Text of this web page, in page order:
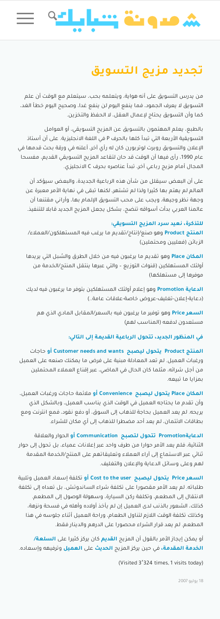
تجديد مزيج التسويق
من يدرس التسويق على أنه هواية، ويتعلمه بحب، سيتعلم مع الوقت أن علم
التسويق لا يعرف الجمود، فما ينفع اليوم لن ينفع غدا، وصحيح اليوم خطأ الغد،
كما وأن التسويق يحتاج لإعمال العقل، لا الحفظ والتخزين.
بالطبع، يعلم المهتمون بالتسويق عن المزيج التسويقي، أو العوامل
التسويقية الأربعة التي تبدأ كلها بالحرف P في اللغة الانجليزية. على أن أستاذ
الإعلان والتسويق روبرت لوتربورن كان له رأي آخر، أعلنه في ورقة بحث قدمها في
عام 1990، رأى فيها أن الوقت قد حان لتقاعد المزيج التسويقي القديم، مفسحا
المجال أمام مزيج رباعي آخر، تبدأ عناصره بحرف C الانجليزي.
على أن البعض سيقلل من شأن هذه الرباعية الجديدة، والبعض سيؤكد أن
العالم لم يهتم بها كثيرا ولذا لم تشتهر، لكنها تبقى في نهاية الأمر معبرة عن
وجهة نظر وجيهة، ويجب على محب التسويق الإلمام بها، وأراني مقتنعا أن
عالمنا العربي بدأت أسواقه تنضج، بشكل يجعل المزيج الجديد قابلا للتنفيذ.
للتذكرة، نعيد سرد المزيج التسويقي:
المنتج Product
وهو صنع/إنتاج/تقديم ما يرغب فيه المستهلكون/العملاء/
الزبائن (فعليين ومحتملين)
المكان Place
وهو تقديم ما يرغبون فيه من خلال الطرق والسُبل التي يريدها
أولئك المستهلكين (قنوات التوزيع – والتي عبرها ينتقل المنتج/الخدمة من
موفرها إلى مستهلكها)
الدعاية Promotion
وهو إعلام أولئك المستهلكين بتوفر ما يرغبون فيه لديك
(دعاية-إعلان-تغليف-عروض خاصة-علاقات عامة..)
السعر Price
وهو توفير ما يرغبون فيه بالسعر/المقابل المادي الذي هم
مستعدون لدفعه (المناسب لهم)
في المنظور الجديد، تتحول الرباعية القديمة إلى التالي:
المنتج Product يتحول ليصبح Customer needs and wants أو
حاجات
ورغبات العميل. لم تعد المعادلة مبنية على فرض ما يمكنك صنعه على العميل
من أجل شرائه، مثلما كان الحال في الماضي، عبر إقناع العملاء المحتملين
بمزايا ما تبيعه.
المكان Place يتحول ليصبح Convenience أو
ملائمة حاجات ورغبات العميل،
وأن تقدم ما يحتاجه العميل في الوقت الذي يناسب العميل، وبالشكل الذي
يريحه. لم يعد العميل بحاجة للذهاب إلى السوق، أو دفع نقود، فمع انترنت ومع
بطاقات الائتمان، لم يعد أحد مضطرا للذهاب إلى أي مكان للشراء.
الدعايةPromotion تتحول لتصبح Communication أو
الحوار والعلاقة
الثنائية، فلم يعد الأمر حوارا من طرف واحد عبر إعلانات عمياء، بل تحول إلى حوار
ثنائي عبر الاستماع إلى آراء العملاء وتعليقاتهم على المنتج/الخدمة المقدمة
لهم وعلى وسائل الدعاية والإعلان والتغليف.
السعر Price يتحول ليصبح Cost to the user أو
تكلفة إسعاد العميل وتلبية
طلباته. لم يعد الأمر مقصورا على تكلفة شراء الساندوتش، بل تعداه إلى تكلفة
الانتقال إلى المطعم، وتكلفة ركن السيارة، وسهولة الوصول إلى المطعم.
كذلك، الشعور بالذنب لدى العميل إن لم يأخذ أولاده وأهله في فسحة ونزهة،
وكذلك تكلفة الوقت اللازم لتناول الطعام، وراحة العميل أثناء جلوسه في هذا
المطعم. لم يعد قرار الشراء محصورا على الدرهم والدينار فقط.
أو يمكن إيجاز الأمر بالقول أن المزيج القديمكان يركز كثيرا علىالسلعة/
الخدمة المقدمة،في حين يركز المزيج الحديث على العميل وترفيهه وإسعاده.
(Visited 3٬324 times, 1 visits today)
18 يوليو 2007